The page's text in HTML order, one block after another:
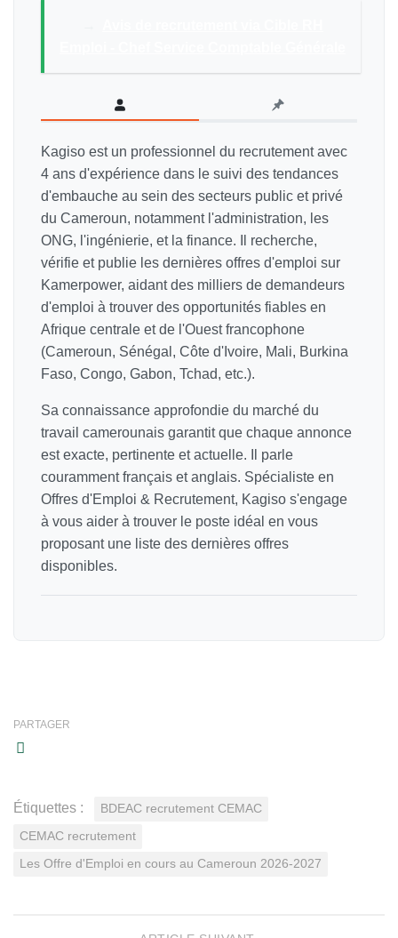
Kagiso est un professionnel du recrutement avec
4 ans d'expérience dans le suivi des tendances
d'embauche au sein des secteurs public et privé
du Cameroun, notamment l'administration, les
ONG, l'ingénierie, et la finance. Il recherche,
vérifie et publie les dernières offres d'emploi sur
Kamerpower, aidant des milliers de demandeurs
d'emploi à trouver des opportunités fiables en
Afrique centrale et de l'Ouest francophone
(Cameroun, Sénégal, Côte d'Ivoire, Mali, Burkina
Faso, Congo, Gabon, Tchad, etc.).
Sa connaissance approfondie du marché du
travail camerounais garantit que chaque annonce
est exacte, pertinente et actuelle. Il parle
couramment français et anglais. Spécialiste en
Offres d'Emploi & Recrutement, Kagiso s'engage
à vous aider à trouver le poste idéal en vous
proposant une liste des dernières offres
disponibles.
PARTAGER
Étiquettes : BDEAC recrutement CEMAC
CEMAC recrutement
Les Offre d'Emploi en cours au Cameroun 2026-2027